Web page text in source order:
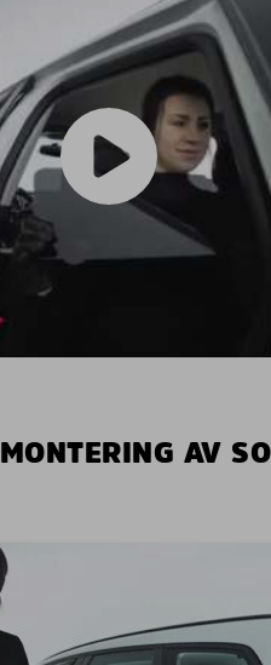
MONTERING AV